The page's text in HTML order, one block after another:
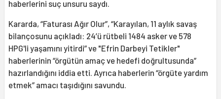
haberlerini suç unsuru saydı.
Kararda, “Faturası Ağır Olur”, “Karayılan, 11 aylık savaş
bilançosunu açıkladı: 24’ü rütbeli 1484 asker ve 578
HPG'li yaşamını yitirdi” ve "Efrin Darbeyi Tetikler"
haberlerinin “örgütün amaç ve hedefi doğrultusunda”
hazırlandığını iddia etti. Ayrıca haberlerin “örgüte yardım
etmek” amacı taşıdığını savundu.